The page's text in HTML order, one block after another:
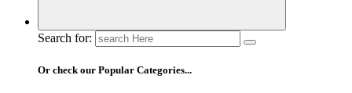
Search for:
Or check our Popular Categories...